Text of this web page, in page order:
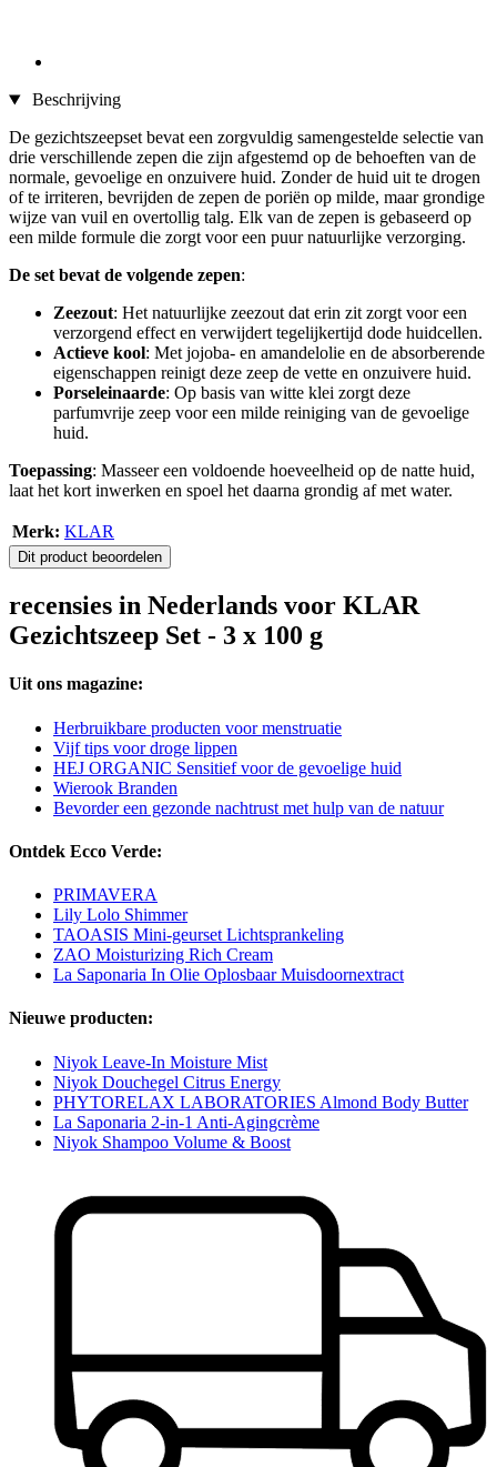
Beschrijving
De gezichtszeepset bevat een zorgvuldig samengestelde selectie van
drie verschillende zepen die zijn afgestemd op de behoeften van de
normale, gevoelige en onzuivere huid. Zonder de huid uit te drogen
of te irriteren, bevrijden de zepen de poriën op milde, maar grondige
wijze van vuil en overtollig talg. Elk van de zepen is gebaseerd op
een milde formule die zorgt voor een puur natuurlijke verzorging.
De set bevat de volgende zepen:
Zeezout: Het natuurlijke zeezout dat erin zit zorgt voor een
verzorgend effect en verwijdert tegelijkertijd dode huidcellen.
Actieve kool: Met jojoba- en amandelolie en de absorberende
eigenschappen reinigt deze zeep de vette en onzuivere huid.
Porseleinaarde: Op basis van witte klei zorgt deze
parfumvrije zeep voor een milde reiniging van de gevoelige
huid.
Toepassing: Masseer een voldoende hoeveelheid op de natte huid,
laat het kort inwerken en spoel het daarna grondig af met water.
Merk: KLAR
Dit product beoordelen
recensies in Nederlands voor KLAR
Gezichtszeep Set - 3 x 100 g
Uit ons magazine:
Herbruikbare producten voor menstruatie
Vijf tips voor droge lippen
HEJ ORGANIC Sensitief voor de gevoelige huid
Wierook Branden
Bevorder een gezonde nachtrust met hulp van de natuur
Ontdek Ecco Verde:
PRIMAVERA
Lily Lolo Shimmer
TAOASIS Mini-geurset Lichtsprankeling
ZAO Moisturizing Rich Cream
La Saponaria In Olie Oplosbaar Muisdoornextract
Nieuwe producten:
Niyok Leave-In Moisture Mist
Niyok Douchegel Citrus Energy
PHYTORELAX LABORATORIES Almond Body Butter
La Saponaria 2-in-1 Anti-Agingcrème
Niyok Shampoo Volume & Boost